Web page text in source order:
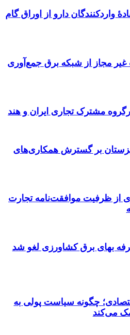
واردکنندگان دارو از اوراق گام
غیر مجاز از شبکه برق جمع‌آوری
مشترک تجاری ایران و هند
بر گسترش همکاری‌های
از ظرفیت موافقت‌نامه تجارت
بهای برق کشاورزی لغو شد
چگونه سیاست پولی به
می‌کند